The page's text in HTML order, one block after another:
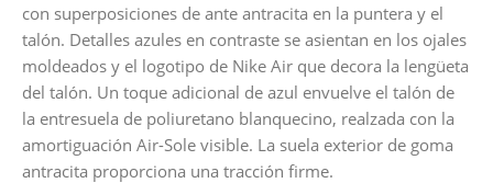
con superposiciones de ante antracita en la puntera y el
talón. Detalles azules en contraste se asientan en los ojales
moldeados y el logotipo de Nike Air que decora la lengüeta
del talón. Un toque adicional de azul envuelve el talón de
la entresuela de poliuretano blanquecino, realzada con la
amortiguación Air-Sole visible. La suela exterior de goma
antracita proporciona una tracción firme.